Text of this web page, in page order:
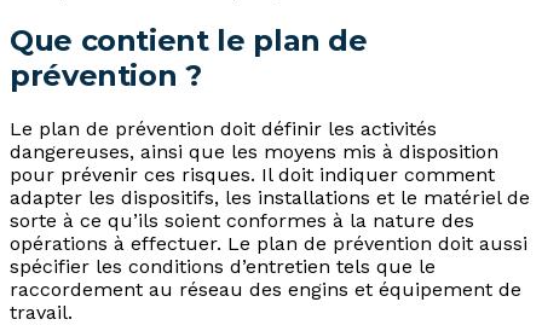
Que contient le plan de
prévention ?
Le plan de prévention doit définir les activités
dangereuses, ainsi que les moyens mis à disposition
pour prévenir ces risques. Il doit indiquer comment
adapter les dispositifs, les installations et le matériel de
sorte à ce qu’ils soient conformes à la nature des
opérations à effectuer. Le plan de prévention doit aussi
spécifier les conditions d’entretien tels que le
raccordement au réseau des engins et équipement de
travail.